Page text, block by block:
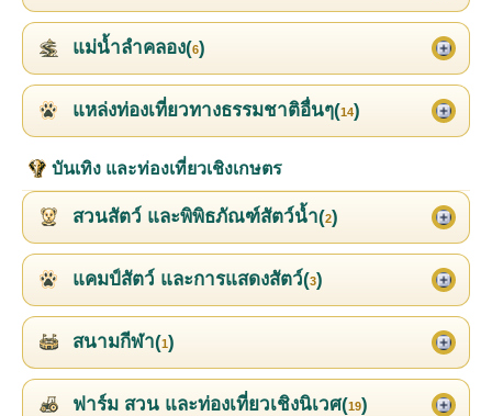
แม่น้ำลำคลอง(6)
แหล่งท่องเที่ยวทางธรรมชาติอื่นๆ(14)
บันเทิง และท่องเที่ยวเชิงเกษตร
สวนสัตว์ และพิพิธภัณฑ์สัตว์น้ำ(2)
แคมป์สัตว์ และการแสดงสัตว์(3)
สนามกีฬา(1)
ฟาร์ม สวน และท่องเที่ยวเชิงนิเวศ(19)